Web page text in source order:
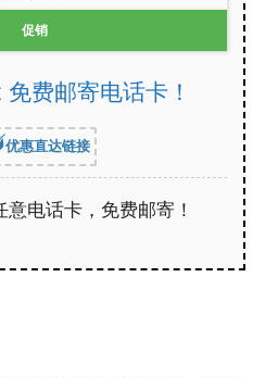
促销
费邮寄电话卡！
优惠直达链接
电话卡，免费邮寄！